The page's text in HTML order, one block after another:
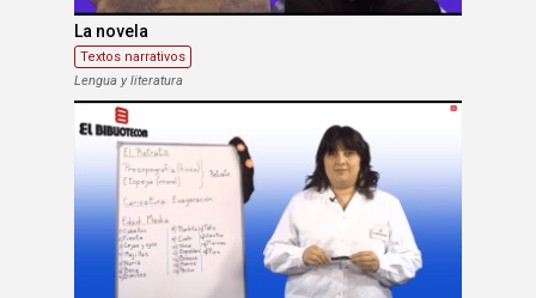
La novela
Textos narrativos
Lengua y literatura